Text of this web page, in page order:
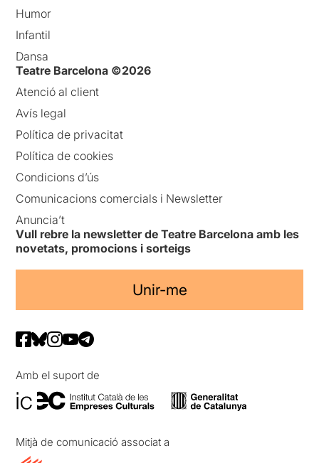
Humor
Infantil
Dansa
Teatre Barcelona ©2026
Atenció al client
Avís legal
Política de privacitat
Política de cookies
Condicions d’ús
Comunicacions comercials i Newsletter
Anuncia’t
Vull rebre la newsletter de Teatre Barcelona amb les
novetats, promocions i sorteigs
Unir-me
Amb el suport de
Mitjà de comunicació associat a